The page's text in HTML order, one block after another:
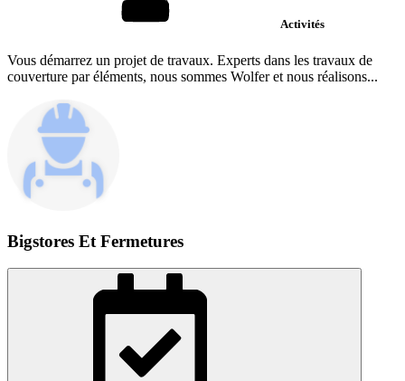
Activités
Vous démarrez un projet de travaux. Experts dans les travaux de
couverture par éléments, nous sommes Wolfer et nous réalisons...
Bigstores Et Fermetures